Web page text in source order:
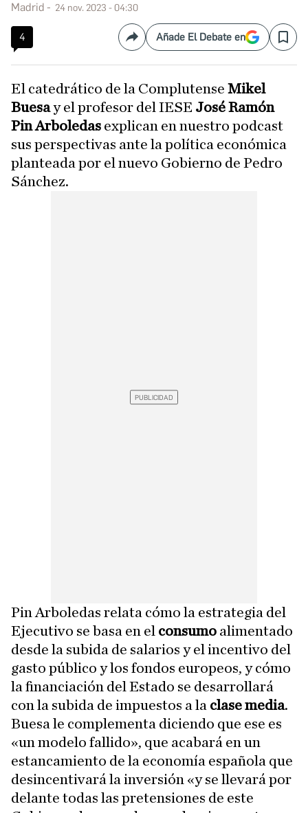
Madrid 24 nov. 2023 - 04:30
4 CompartirAñade El Debate en Save
El catedrático de la ComplutenseMikel
Buesay el profesor del IESE José Ramón
Pin Arboledas explican en nuestro podcast
sus perspectivas ante la política económica
planteada por el nuevo Gobierno de Pedro
Sánchez.
Pin Arboledas relata cómo la estrategia del
Ejecutivo se basa en el consumo alimentado
desde la subida de salarios y el incentivo del
gasto público y los fondos europeos, y cómo
la financiación del Estado se desarrollará
con la subida de impuestos a la clase media.
Buesa le complementa diciendo que ese es
«un modelo fallido», que acabará en un
estancamiento de la economía española que
desincentivará la inversión «y se llevará por
delante todas las pretensiones de este